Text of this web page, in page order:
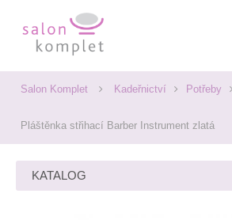
Salon Komplet Kadeřnictví Potřeby
Pláštěnka střihací Barber Instrument zlatá
KATALOG